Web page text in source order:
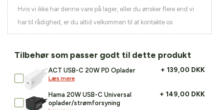
Hvis vi ikke har denne vare på lager, eller du ønsker flere end vi
har til rådighed, er du altid velkommen til at kontakte os
Tilbehør som passer godt til dette produkt
ACT USB-C 20W PD Oplader
Læs mere
+ 139,00 DKK
Hama 20W USB-C Universal
oplader/strømforsyning
+ 149,00 DKK